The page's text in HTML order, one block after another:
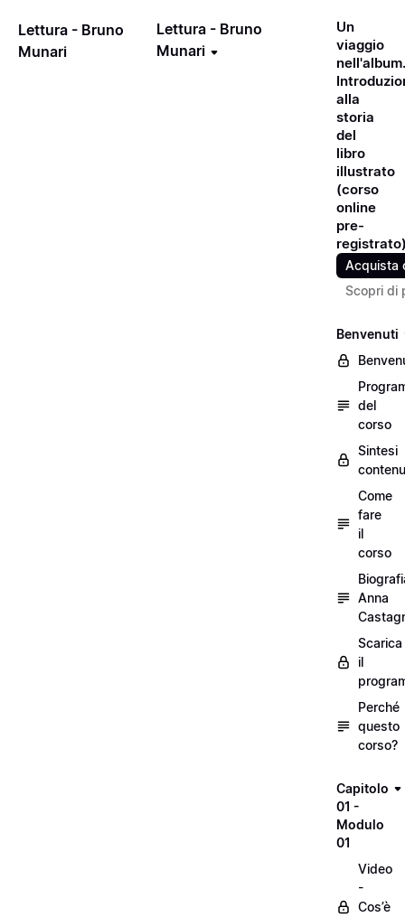
Lettura - Bruno
Munari
Lettura - Bruno
Munari
Un
viaggio
nell'album.
alla
storia
del
libro
illustrato
(corso
online
pre-
Acquista
Scopri di
Benvenuti
del
corso
Sintesi
Come
fare
il
corso
Anna
Scarica
il
Perché
questo
corso?
Capitolo
01 -
Modulo
01
Video
-
Cos’è